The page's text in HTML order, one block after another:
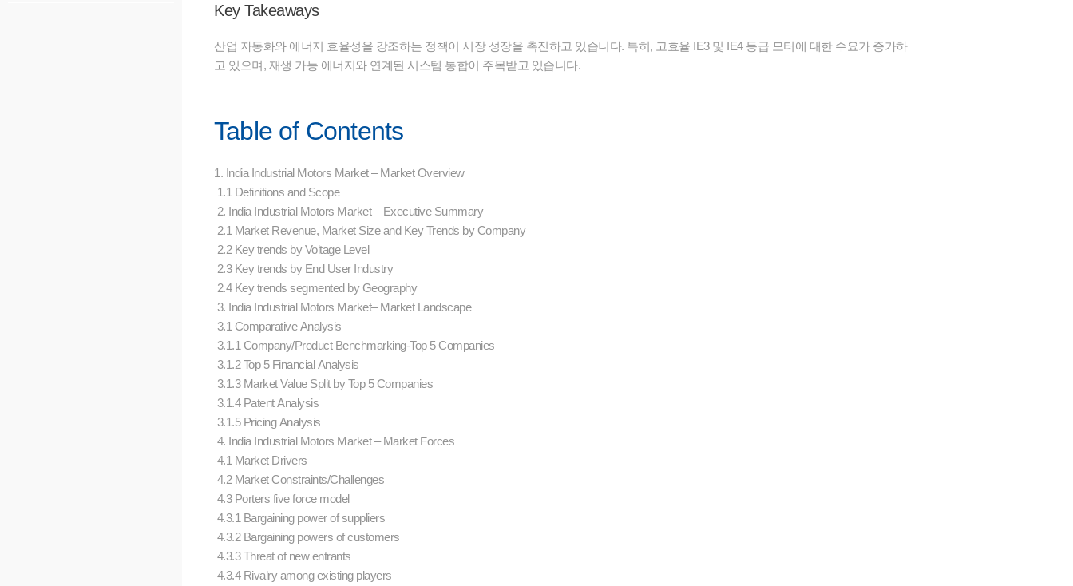
Key Takeaways
산업 자동화와 에너지 효율성을 강조하는 정책이 시장 성장을 촉진하고 있습니다. 특히, 고효율 IE3 및 IE4 등급 모터에 대한 수요가 증가하
고 있으며, 재생 가능 에너지와 연계된 시스템 통합이 주목받고 있습니다.
Table of Contents
1. India Industrial Motors Market – Market Overview
1.1 Definitions and Scope
2. India Industrial Motors Market – Executive Summary
2.1 Market Revenue, Market Size and Key Trends by Company
2.2 Key trends by Voltage Level
2.3 Key trends by End User Industry
2.4 Key trends segmented by Geography
3. India Industrial Motors Market– Market Landscape
3.1 Comparative Analysis
3.1.1 Company/Product Benchmarking-Top 5 Companies
3.1.2 Top 5 Financial Analysis
3.1.3 Market Value Split by Top 5 Companies
3.1.4 Patent Analysis
3.1.5 Pricing Analysis
4. India Industrial Motors Market – Market Forces
4.1 Market Drivers
4.2 Market Constraints/Challenges
4.3 Porters five force model
4.3.1 Bargaining power of suppliers
4.3.2 Bargaining powers of customers
4.3.3 Threat of new entrants
4.3.4 Rivalry among existing players